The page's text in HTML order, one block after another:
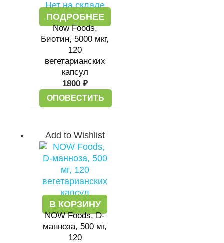
Нет на складе
ПОДРОБНЕЕ
Now Foods,
Биотин, 5000 мкг,
120
вегетарианских
капсул
1800 ₽
ОПОВЕСТИТЬ
Add to Wishlist
В КОРЗИНУ
NOW Foods, D-
манноза, 500 мг,
120